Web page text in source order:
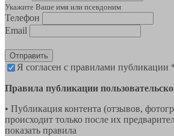
Укажите Ваше имя или псевдоним
Телефон
Email
Отправить
Я согласен с правилами публикации
Правила публикации
• Публикация контента (отзывов,
происходит только после их
показать правила